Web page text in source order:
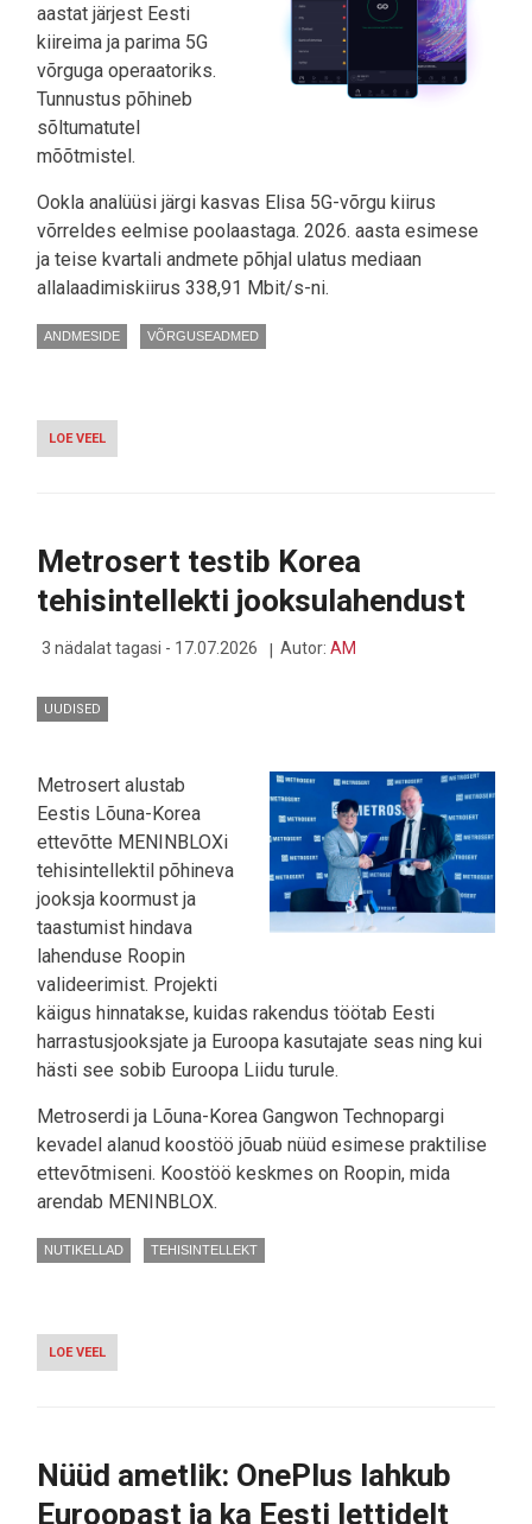
aastat järjest Eesti
kiireima ja parima 5G
võrguga operaatoriks.
Tunnustus põhineb
sõltumatutel
mõõtmistel.
Ookla analüüsi järgi kasvas Elisa 5G-võrgu kiirus
võrreldes eelmise poolaastaga. 2026. aasta esimese
ja teise kvartali andmete põhjal ulatus mediaan
allalaadimiskiirus 338,91 Mbit/s-ni.
ANDMESIDE VÕRGUSEADMED
LOE VEEL
OOKLA
KIIREIMAKS
Metrosert testib Korea
tehisintellekti jooksulahendust
3 nädalat tagasi - 17.07.2026 Autor: AM
UUDISED
Metrosert alustab
Eestis Lõuna-Korea
ettevõtte MENINBLOXi
tehisintellektil põhineva
jooksja koormust ja
taastumist hindava
lahenduse Roopin
valideerimist. Projekti
käigus hinnatakse, kuidas rakendus töötab Eesti
harrastusjooksjate ja Euroopa kasutajate seas ning kui
hästi see sobib Euroopa Liidu turule.
Metroserdi ja Lõuna-Korea Gangwon Technopargi
kevadel alanud koostöö jõuab nüüd esimese praktilise
ettevõtmiseni. Koostöö keskmes on Roopin, mida
arendab MENINBLOX.
NUTIKELLAD TEHISINTELLEKT
LOE VEEL
METROSERT
Nüüd ametlik: OnePlus lahkub
Euroopast ja ka Eesti lettidelt